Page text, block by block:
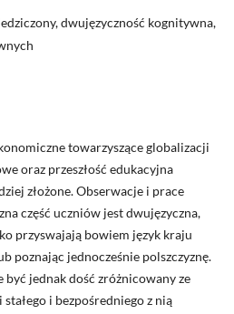
dwujęzyczność kognitywna,
towarzyszące globalizacji
oraz przeszłość edukacyjna
złożone. Obserwacje i prace
część uczniów jest dwujęzyczna,
przyswajają bowiem język kraju
poznając jednocześnie polszczyznę.
być jednak dość zróżnicowany ze
i bezpośredniego z nią